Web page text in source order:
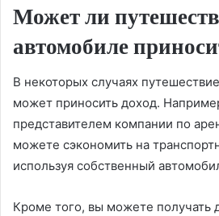
Может ли
автомобиле
В некоторых случаях
может приносить доход.
представителем компании по
можете сэкономить на
используя собственный
Кроме того, вы можете получать